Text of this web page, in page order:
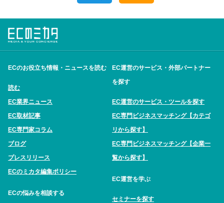
ECのお役立ち情報・ニュースを読む
読む
EC業界ニュース
EC取材記事
EC専門家コラム
ブログ
プレスリリース
ECのミカタ編集ポリシー
ECの悩みを相談する
EC運営のサービス・外部パートナー
を探す
EC運営のサービス・ツールを探す
EC専門ビジネスマッチング【カテゴ
リから探す】
EC専門ビジネスマッチング【企業一
覧から探す】
EC運営を学ぶ
セミナーを探す